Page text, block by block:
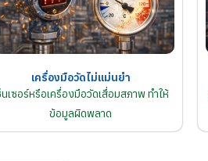
เครื่องมือวัดไม่แม่นยำ
นเซอร์หรือเครื่องมือวัดเสื่อมสภาพ ทำให้
ข้อมูลผิดพลาด